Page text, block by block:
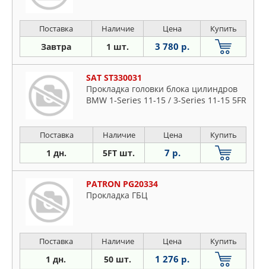
Поставка Наличие Цена Купить
Завтра 1 шт. 3 780 р.
SAT ST330031
Прокладка головки блока цилиндров
BMW 1-Series 11-15 / 3-Series 11-15 5FR
Поставка Наличие Цена Купить
1 дн. 5FT шт. 7 р.
PATRON PG20334
Прокладка ГБЦ
Поставка Наличие Цена Купить
1 дн. 50 шт. 1 276 р.